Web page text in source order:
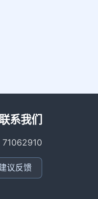
联系我们
议反馈